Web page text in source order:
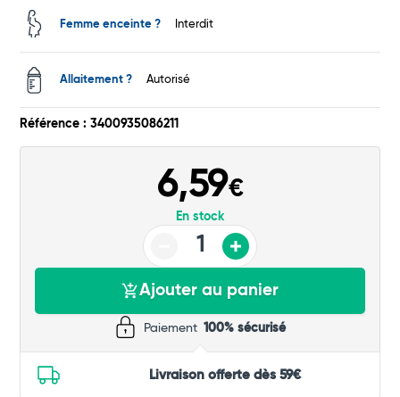
Commander
Femme enceinte ? Interdit
Allaitement ? Autorisé
Référence : 3400935086211
6,59€
En stock
Ajouter au panier
Paiement 100% sécurisé
Livraison offerte dès 59€